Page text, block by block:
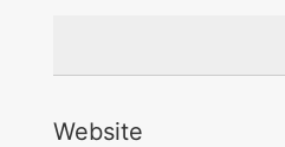
Website